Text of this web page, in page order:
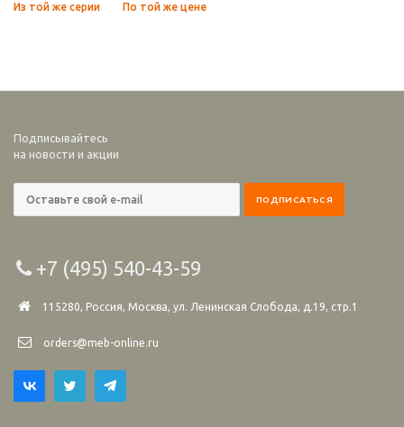
Из той же серии По той же цене
Подписывайтесь
на новости и акции
+7 (495) 540-43-59
115280, Россия, Москва, ул. Ленинская Слобода, д.19, стр.1
orders@meb-online.ru